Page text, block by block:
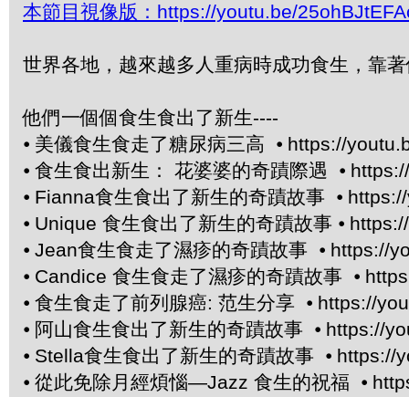
本節目視像版：https://youtu.be/
世界各地，越來越多人重病時成功食生，靠
他們一個個食生食出了新生----
⦁ 美儀食生食走了糖尿病三高 ⦁ https://
⦁ 食生食出新生： 花婆婆的奇蹟際遇 ⦁
⦁ Fianna食生食出了新生的奇蹟故事 ⦁
⦁ Unique 食生食出了新生的奇蹟故事 ⦁
⦁ Jean食生食走了濕疹的奇蹟故事 ⦁ https://
⦁ Candice 食生食走了濕疹的奇蹟故事 ⦁
⦁ 食生食走了前列腺癌: 范生分享 ⦁ https://
⦁ 阿山食生食出了新生的奇蹟故事 ⦁ https://
⦁ Stella食生食出了新生的奇蹟故事 ⦁ https://
⦁ 從此免除月經煩惱—Jazz 食生的祝福 ⦁